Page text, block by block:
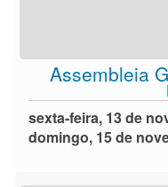
Assembleia
sexta-feira, 13 de
domingo, 15 de